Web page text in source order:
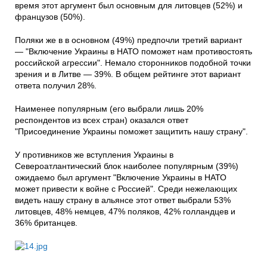
время этот аргумент был основным для литовцев (52%) и
французов (50%).
Поляки же в в основном (49%) предпочли третий вариант
— "Включение Украины в НАТО поможет нам противостоять
российской агрессии". Немало сторонников подобной точки
зрения и в Литве — 39%. В общем рейтинге этот вариант
ответа получил 28%.
Наименее популярным (его выбрали лишь 20%
респондентов из всех стран) оказался ответ
"Присоединение Украины поможет защитить нашу страну".
У противников же вступления Украины в
Североатлантический блок наиболее популярным (39%)
ожидаемо был аргумент "Включение Украины в НАТО
может привести к войне с Россией". Среди нежелающих
видеть нашу страну в альянсе этот ответ выбрали 53%
литовцев, 48% немцев, 47% поляков, 42% голландцев и
36% британцев.